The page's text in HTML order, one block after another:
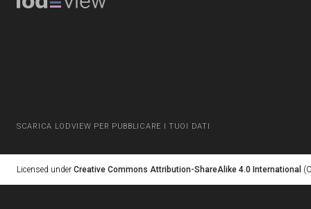
SCARICA LODVIEW PER PUBBLICARE I TUOI DATI
Licensed under Creative Commons Attribution-ShareAlike 4.0 International